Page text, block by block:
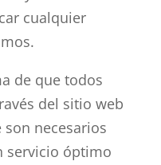
cualquier
de que todos
del sitio web
necesarios
servicio óptimo